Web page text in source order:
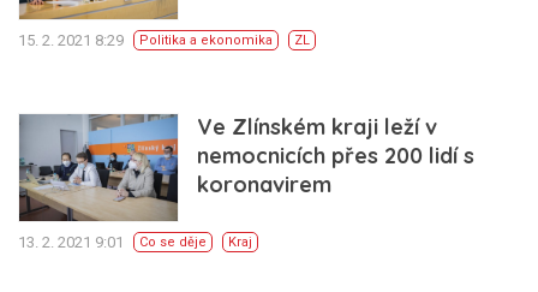
15. 2. 2021 8:29 Politika a ekonomika ZL
Ve Zlínském kraji leží v
nemocnicích přes 200 lidí s
koronavirem
13. 2. 2021 9:01 Co se děje Kraj